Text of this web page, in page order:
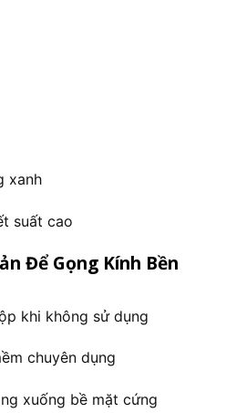
xanh
suất cao
Để Gọng Kính Bền
khi không sử dụng
chuyên dụng
xuống bề mặt cứng